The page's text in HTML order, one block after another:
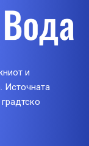
и
Источната